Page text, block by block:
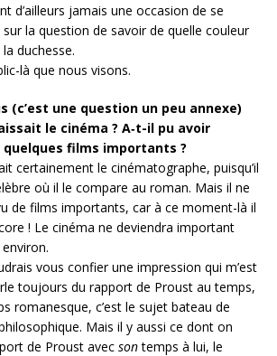
d’ailleurs jamais une occasion de se
la question de savoir de quelle couleur
duchesse.
là que nous visons.
(c’est une question un peu annexe)
le cinéma ? A‑t-il pu avoir
quelques films importants ?
certainement le cinématographe, puisqu’il
où il le compare au roman. Mais il ne
de films importants, car à ce moment-là il
! Le cinéma ne deviendra important
vous confier une impression qui m’est
toujours du rapport de Proust au temps,
romanesque, c’est le sujet bateau de
Mais il y aussi ce dont on
de Proust avec sontemps à lui, le